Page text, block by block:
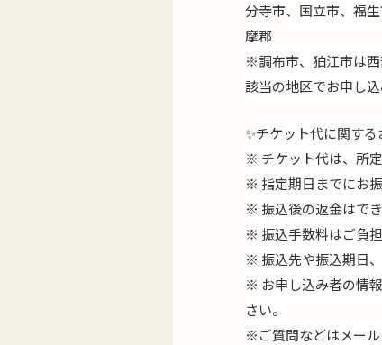
分寺市、国立市、福
摩郡
※調布市、狛江市は西
該当の地区でお申し
✨チケット代に関する
※ チケット代は、所
※ 指定期日までにお
※ 振込後の返金はでき
※ 振込手数料はご負
※ 振込先や振込期日
※ お申し込み者の情
さい。
※ご質問などはメール